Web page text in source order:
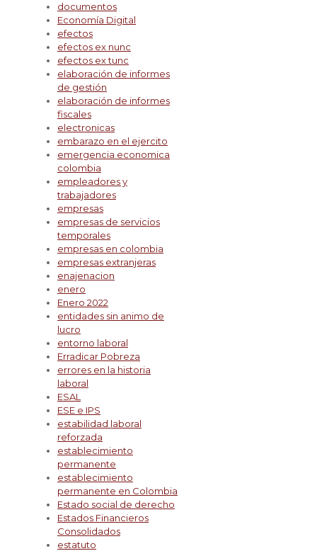
documentos
Economía Digital
efectos
efectos ex nunc
efectos ex tunc
elaboración de informes
de gestión
elaboración de informes
fiscales
electronicas
embarazo en el ejercito
emergencia economica
colombia
empleadores y
trabajadores
empresas
empresas de servicios
temporales
empresas en colombia
empresas extranjeras
enajenacion
enero
Enero 2022
entidades sin animo de
lucro
entorno laboral
Erradicar Pobreza
errores en la historia
laboral
ESAL
ESE e IPS
estabilidad laboral
reforzada
establecimiento
permanente
establecimiento
permanente en Colombia
Estado social de derecho
Estados Financieros
Consolidados
estatuto